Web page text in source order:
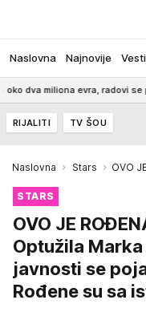
Naslovna Najnovije Vesti
evra, radovi se privode
RIJALITI TV ŠOU
Naslovna Stars OVO
STARS
OVO JE
Optužila
javnosti se
Rođene su sa